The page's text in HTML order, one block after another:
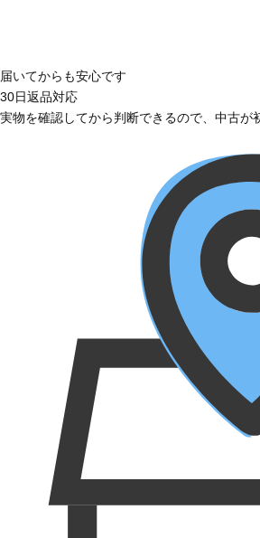
届いてからも安心です
30日返品対応
実物を確認してから判断できるので、中古